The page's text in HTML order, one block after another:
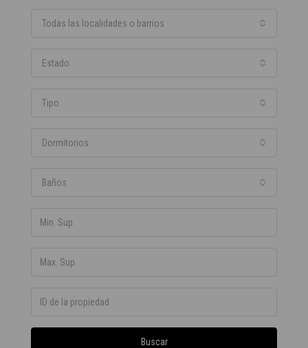
Todas las localidades o barrios
Estado
Tipo
Dormitorios
Baños
Buscar